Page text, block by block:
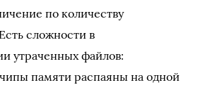
по количеству
сложности в
утраченных файлов:
памяти распаяны на одной